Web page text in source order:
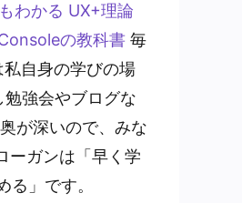
わかる UX+理論
の教科書 毎
自身の学びの場
強会やブログな
が深いので、みな
ーガンは「早く学
」です。